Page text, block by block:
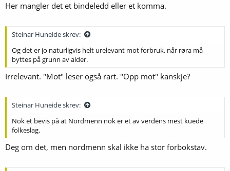
Her mangler det et bindeledd eller et komma.
Steinar Huneide skrev:
Og det er jo naturligvis helt urelevant mot forbruk, når røra må
byttes på grunn av alder.
Irrelevant. "Mot" leser også rart. "Opp mot" kanskje?
Steinar Huneide skrev:
Nok et bevis på at Nordmenn nok er et av verdens mest kuede
folkeslag.
Deg om det, men nordmenn skal ikke ha stor forbokstav.